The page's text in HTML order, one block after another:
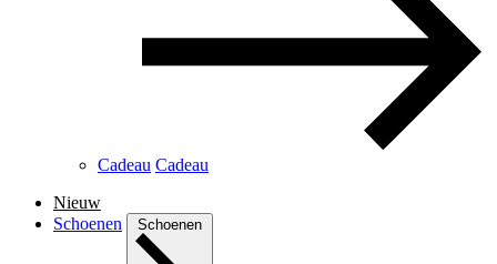
Cadeau Cadeau
Nieuw
Schoenen
Schoenen